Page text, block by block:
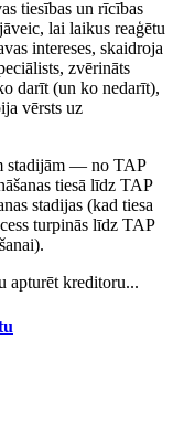
tiesības un rīcības
lai laikus reaģētu
intereses, skaidroja
zvērināts
darīt (un ko nedarīt),
vērsts uz
stadijām — no TAP
tiesā līdz TAP
stadijas (kad tiesa
turpinās līdz TAP
apturēt kreditoru...